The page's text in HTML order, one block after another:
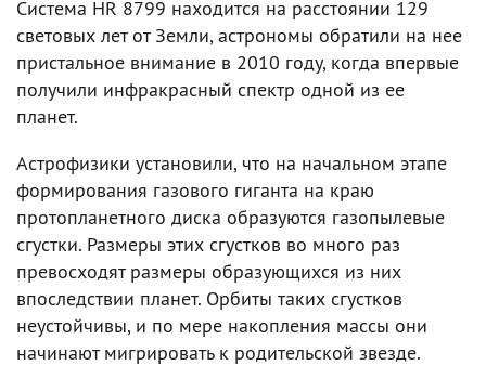
Система HR 8799 находится на расстоянии 129
световых лет от Земли, астрономы обратили на нее
пристальное внимание в 2010 году, когда впервые
получили инфракрасный спектр одной из ее
планет.
Астрофизики установили, что на начальном этапе
формирования газового гиганта на краю
протопланетного диска образуются газопылевые
сгустки. Размеры этих сгустков во много раз
превосходят размеры образующихся из них
впоследствии планет. Орбиты таких сгустков
неустойчивы, и по мере накопления массы они
начинают мигрировать к родительской звезде.